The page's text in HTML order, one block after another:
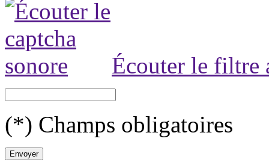
Écouter le filtre
(*) Champs obligatoires